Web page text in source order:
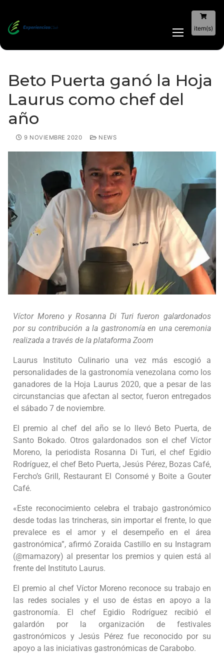
item(s)
Beto Puerta ganó la Hoja
Laurus como chef del
año
9 NOVIEMBRE 2020 NEWS
Víctor Moreno y Rosanna Di Turi fueron galardonados
por su contribución a la gastronomía en una ceremonia
realizada a través de la plataforma Zoom
Laurus Instituto Culinario una vez más escogió a
personalidades de la gastronomía venezolana como los
ganadores de la Hoja Laurus 2020, que a pesar de las
circunstancias que afectan al sector, fueron entregados
el sábado 7 de noviembre.
El premio al chef del año se lo llevó Beto Puerta, de
Santo Bokado. Otros galardonados son el chef Víctor
Moreno, la periodista Rosanna Di Turi, el chef Egidio
Rodríguez, el chef Beto Puerta, Jesús Pérez, Bozas Café,
Fercho’s Grill, Restaurant El Consomé y Boite a Gouter
Café.
«Este reconocimiento celebra el trabajo gastronómico
desde todas las trincheras, sin importar el frente, lo que
prevalece es el amor y el desempeño en el área
gastronómica”, afirmó Zoraida Castillo en su Instagram
(@mamazory) al presentar los premios y quien está al
frente del Instituto Laurus.
El premio al chef Víctor Moreno reconoce su trabajo en
las redes sociales y el uso de éstas en apoyo a la
gastronomía. El chef Egidio Rodríguez recibió el
galardón por la organización de festivales
gastronómicos y Jesús Pérez fue reconocido por su
apoyo a las iniciativas gastronómicas de Carabobo.